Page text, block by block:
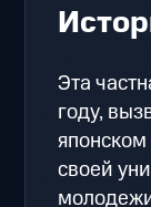
Эта
году,
своей